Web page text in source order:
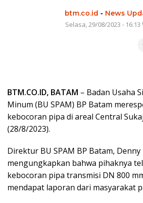
btm.co.id - News
Selasa, 29/08/2023 - 16:13
BTM.CO.ID, BATAM – Badan Usaha
Minum (BU SPAM) BP Batam
kebocoran pipa di areal Central
(28/8/2023).
Direktur BU SPAM BP Batam,
mengungkapkan bahwa pihaknya
kebocoran pipa transmisi DN 800
mendapat laporan dari masyarakat